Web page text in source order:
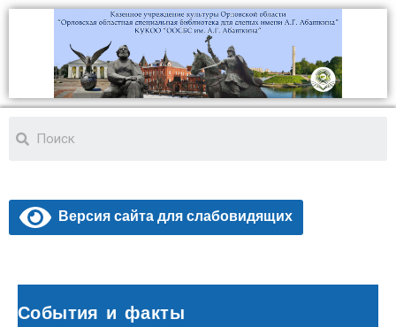
Версия сайта для слабовидящих
События и факты